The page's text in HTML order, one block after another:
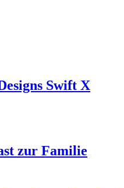
Swift X
zur Familie